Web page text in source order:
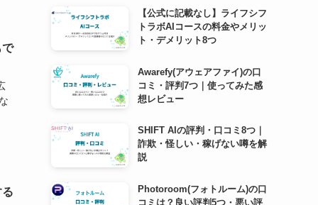
【公式に記載なし】ライフシフ
トラボAIコースの料金やメリッ
ト・デメリット8つ
Awarefy(アウェアファイ)の口
コミ・評判7つ｜使ってみた感
想レビュー
SHIFT AIの評判・口コミ8つ｜
詐欺・怪しい・稼げない噂を解
説
Photoroom(フォトルーム)の口
コミは？良い評判5つ・悪い評